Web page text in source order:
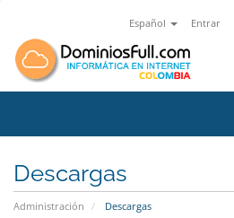
Español Entrar
Descargas
Administración Descargas